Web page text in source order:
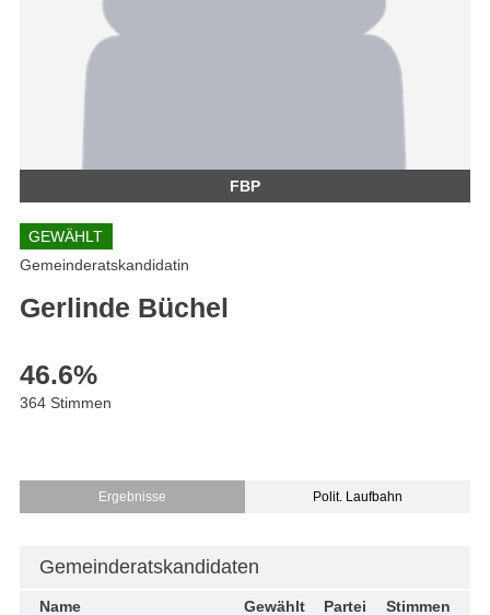
FBP
GEWÄHLT
Gemeinderatskandidatin
Gerlinde Büchel
46.6%
364 Stimmen
Ergebnisse Polit. Laufbahn
Gemeinderatskandidaten
Name Gewählt Partei
Stimmen